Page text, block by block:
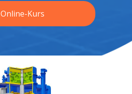
Online-Kurs